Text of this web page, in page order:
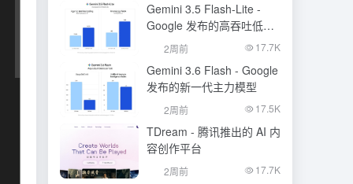
Gemini 3.5 Flash-Lite -
Google 发布的高吞吐低成
本模型
2周前 17.7K
Gemini 3.6 Flash - Google
发布的新一代主力模型
2周前 17.5K
TDream - 腾讯推出的 AI 内
容创作平台
2周前 17.7K